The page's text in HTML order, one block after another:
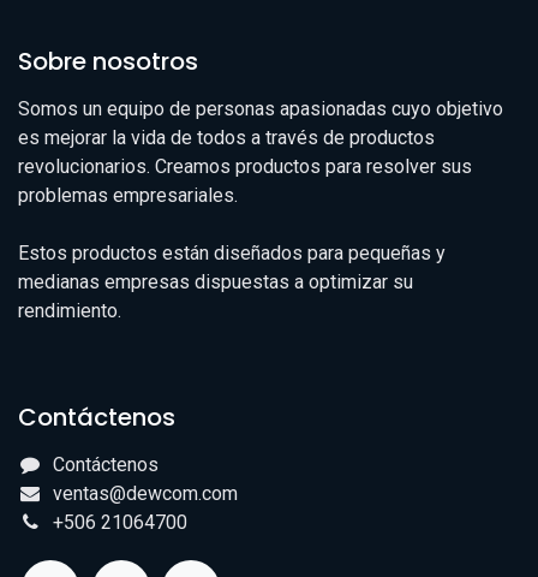
Sobre nosotros
Somos un equipo de personas apasionadas cuyo objetivo
es mejorar la vida de todos a través de productos
revolucionarios. Creamos productos para resolver sus
problemas empresariales.
Estos productos están diseñados para pequeñas y
medianas empresas dispuestas a optimizar su
rendimiento.
Contáctenos
Contáctenos
ventas@dewcom.com
+506 21064700